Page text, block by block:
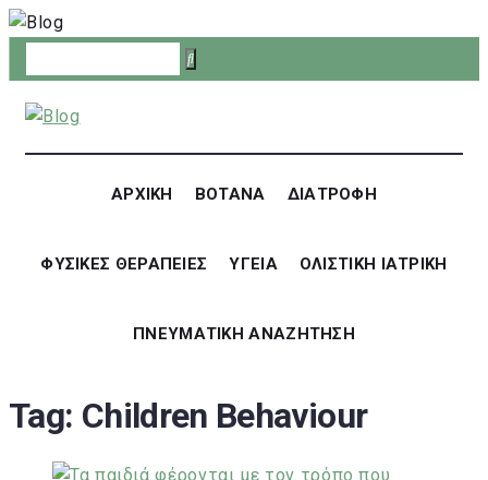
Skip
to
content
ΑΡΧΙΚΗ ΒΟΤΑΝΑ ΔΙΑΤΡΟΦΗ
ΦΥΣΙΚΕΣ ΘΕΡΑΠΕΙΕΣ ΥΓΕΙΑ ΟΛΙΣΤΙΚΗ ΙΑΤΡΙΚΗ
ΠΝΕΥΜΑΤΙΚΗ ΑΝΑΖΗΤΗΣΗ
Tag: Children Behaviour